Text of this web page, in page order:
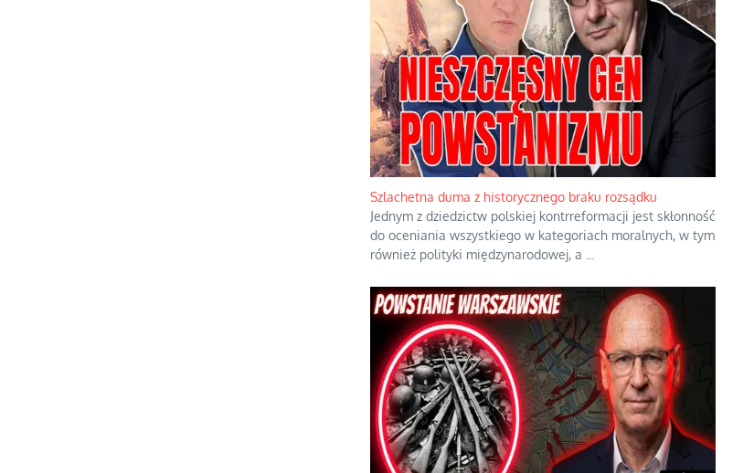
Szlachetna duma z historycznego braku rozsądku
Jednym z dziedzictw polskiej kontrreformacji jest skłonność
do oceniania wszystkiego w kategoriach moralnych, w tym
również polityki międzynarodowej, a